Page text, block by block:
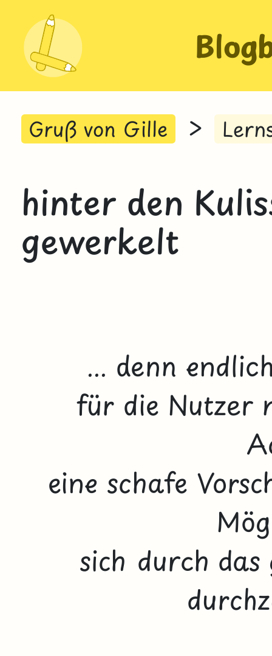
Gruß von Gille >
hinter den
gewerkelt
... denn
für die Nutzer
eine schafe
sich durch